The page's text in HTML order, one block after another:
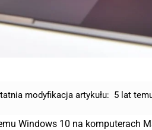
modyfikacja artykułu: 5 lat
Windows 10 na komputerach